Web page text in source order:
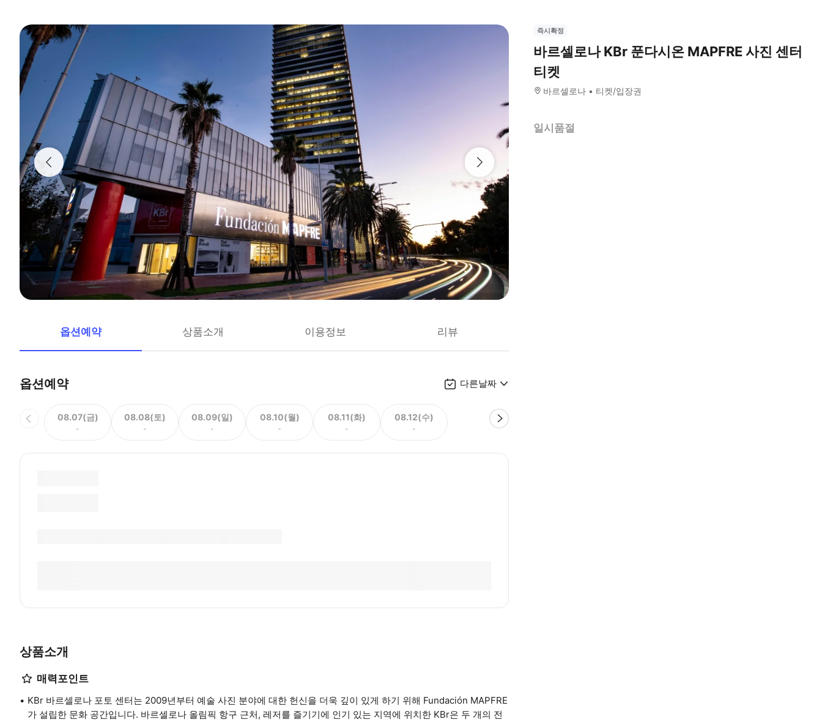
옵션예약 상품소개 이용정보 리뷰
옵션예약 다른날짜
08.07(금)
-
08.08(토)
-
08.09(일)
-
08.10(월)
-
08.11(화)
-
08.12(수)
-
상품소개
매력포인트
KBr 바르셀로나 포토 센터는 2009년부터 예술 사진 분야에 대한 헌신을 더욱 깊이 있게 하기 위해 Fundación MAPFRE
가 설립한 문화 공간입니다. 바르셀로나 올림픽 항구 근처, 레저를 즐기기에 인기 있는 지역에 위치한 KBr은 두 개의 전
즉시확정
바르셀로나 KBr 푼다시온 MAPFRE 사진 센터
티켓
바르셀로나 티켓/입장권
일시품절